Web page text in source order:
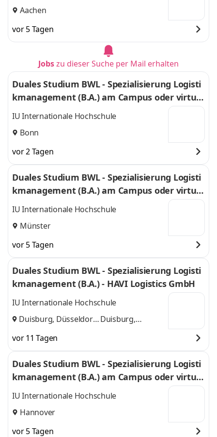
Aachen
vor 5 Tagen
Jobszu dieser Suche per Mail erhalten
Duales Studium BWL - Spezialisierung Logisti
kmanagement (B.A.) am Campus oder virtuel
l
IU Internationale Hochschule
Bonn
vor 2 Tagen
Duales Studium BWL - Spezialisierung Logisti
kmanagement (B.A.) am Campus oder virtuel
l
IU Internationale Hochschule
Münster
vor 5 Tagen
Duales Studium BWL - Spezialisierung Logisti
kmanagement (B.A.) - HAVI Logistics GmbH
IU Internationale Hochschule
Duisburg, Düsseldorf Duisburg,
vor 11 Tagen
Duales Studium BWL - Spezialisierung Logisti
kmanagement (B.A.) am Campus oder virtuel
l
IU Internationale Hochschule
Hannover
vor 5 Tagen